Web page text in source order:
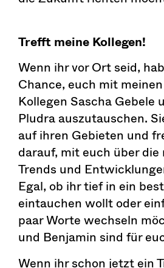
Trefft meine Kollegen!
Wenn ihr vor Ort seid,
Chance, euch mit
Kollegen Sascha Gebele
Pludra auszutauschen.
auf ihren Gebieten und
darauf, mit euch über die
Trends und
Egal, ob ihr tief in ein
eintauchen wollt oder
paar Worte wechseln
und Benjamin sind für
Wenn ihr schon jetzt ein